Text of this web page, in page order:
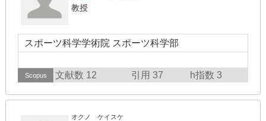
教授
スポーツ科学学術院 スポーツ科学部
Scopus 文献数 12 引用 37 h指数 3
オクノ ケイスケ